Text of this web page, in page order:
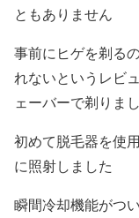
ともありません
事前にヒゲを剃る
れないというレビ
ェーバーで剃りま
初めて脱毛器を使
に照射しました
瞬間冷却機能がつ